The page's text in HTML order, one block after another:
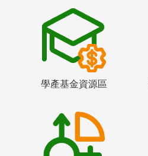
學產基金資源區